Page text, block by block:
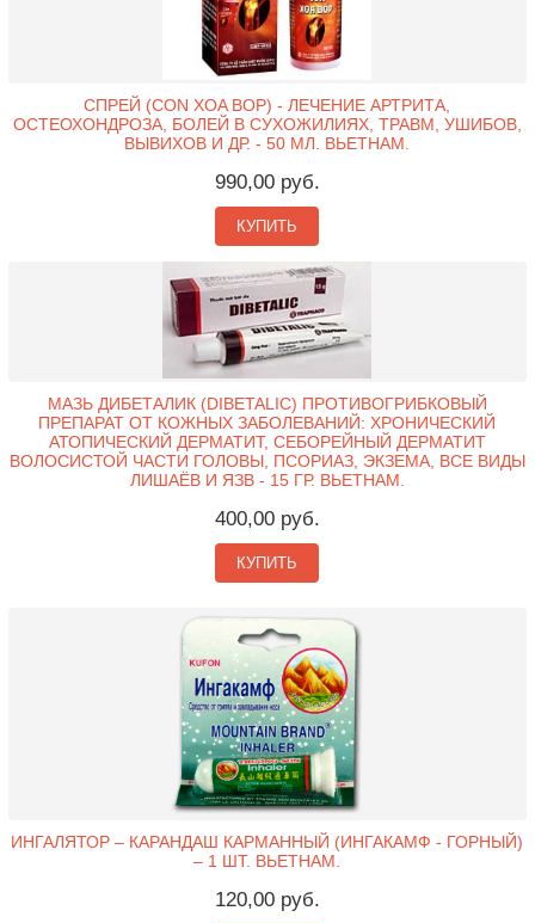
СПРЕЙ (CON XOA BOP) - ЛЕЧЕНИЕ АРТРИТА,
ОСТЕОХОНДРОЗА, БОЛЕЙ В СУХОЖИЛИЯХ, ТРАВМ, УШИБОВ,
ВЫВИХОВ И ДР. - 50 МЛ. ВЬЕТНАМ.
990,00 руб.
КУПИТЬ
МАЗЬ ДИБЕТАЛИК (DIBETALIC) ПРОТИВОГРИБКОВЫЙ
ПРЕПАРАТ ОТ КОЖНЫХ ЗАБОЛЕВАНИЙ: ХРОНИЧЕСКИЙ
АТОПИЧЕСКИЙ ДЕРМАТИТ, СЕБОРЕЙНЫЙ ДЕРМАТИТ
ВОЛОСИСТОЙ ЧАСТИ ГОЛОВЫ, ПСОРИАЗ, ЭКЗЕМА, ВСЕ ВИДЫ
ЛИШАЁВ И ЯЗВ - 15 ГР. ВЬЕТНАМ.
400,00 руб.
КУПИТЬ
ИНГАЛЯТОР – КАРАНДАШ КАРМАННЫЙ (ИНГАКАМФ - ГОРНЫЙ)
– 1 ШТ. ВЬЕТНАМ.
120,00 руб.